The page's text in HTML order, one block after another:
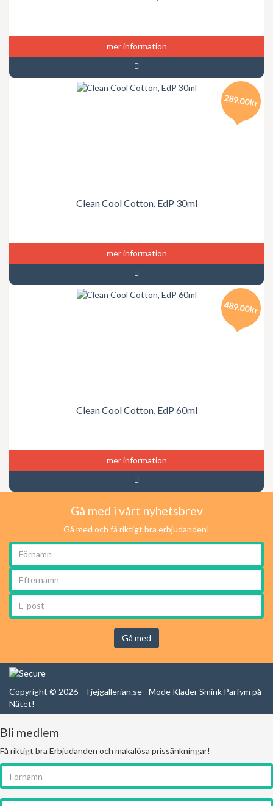
mer information
Clean Cool Cotton, EdP 30ml
289.00kr
mer information
Clean Cool Cotton, EdP 60ml
489.00kr
mer information
Gå med i vårt nyhetsbrev
Gå med och få riktigt bra erbjudanden!
Gå med
Copyright © 2026 - Tjejgallerian.se - Mode Kläder Smink Parfym på
Nätet!
Bli medlem
Få riktigt bra Erbjudanden och makalösa prissänkningar!